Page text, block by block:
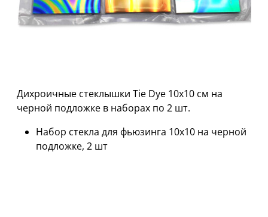
Дихроичные стеклышки Tie Dye 10x10 см на
черной подложке в наборах по 2 шт.
Набор стекла для фьюзинга 10х10 на черной
подложке, 2 шт